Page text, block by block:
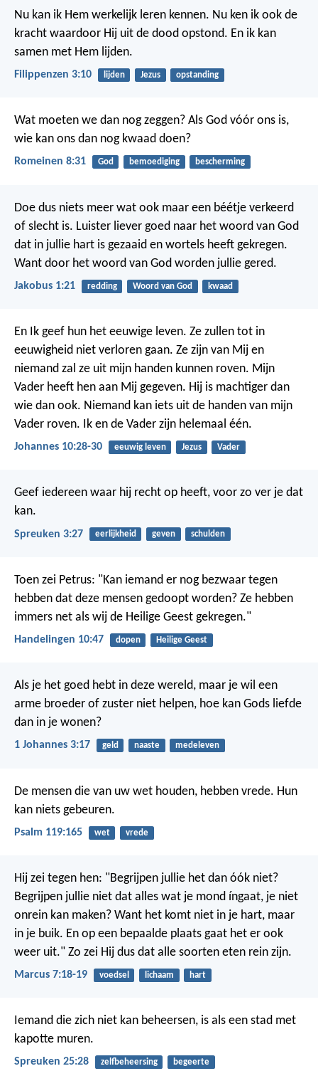
Nu kan ik Hem werkelijk leren kennen. Nu ken ik ook de
kracht waardoor Hij uit de dood opstond. En ik kan
samen met Hem lijden.
Filippenzen 3:10 lijden Jezus opstanding
Wat moeten we dan nog zeggen? Als God vóór ons is,
wie kan ons dan nog kwaad doen?
Romeinen 8:31 God bemoediging bescherming
Doe dus niets meer wat ook maar een béétje verkeerd
of slecht is. Luister liever goed naar het woord van God
dat in jullie hart is gezaaid en wortels heeft gekregen.
Want door het woord van God worden jullie gered.
Jakobus 1:21 redding Woord van God kwaad
En Ik geef hun het eeuwige leven. Ze zullen tot in
eeuwigheid niet verloren gaan. Ze zijn van Mij en
niemand zal ze uit mijn handen kunnen roven. Mijn
Vader heeft hen aan Mij gegeven. Hij is machtiger dan
wie dan ook. Niemand kan iets uit de handen van mijn
Vader roven. Ik en de Vader zijn helemaal één.
Johannes 10:28-30 eeuwig leven Jezus Vader
Geef iedereen waar hij recht op heeft, voor zo ver je dat
kan.
Spreuken 3:27 eerlijkheid geven schulden
Toen zei Petrus: "Kan iemand er nog bezwaar tegen
hebben dat deze mensen gedoopt worden? Ze hebben
immers net als wij de Heilige Geest gekregen."
Handelingen 10:47 dopen Heilige Geest
Als je het goed hebt in deze wereld, maar je wil een
arme broeder of zuster niet helpen, hoe kan Gods liefde
dan in je wonen?
1 Johannes 3:17 geld naaste medeleven
De mensen die van uw wet houden, hebben vrede. Hun
kan niets gebeuren.
Psalm 119:165 wet vrede
Hij zei tegen hen: "Begrijpen jullie het dan óók niet?
Begrijpen jullie niet dat alles wat je mond íngaat, je niet
onrein kan maken? Want het komt niet in je hart, maar
in je buik. En op een bepaalde plaats gaat het er ook
weer uit." Zo zei Hij dus dat alle soorten eten rein zijn.
Marcus 7:18-19 voedsel lichaam hart
Iemand die zich niet kan beheersen, is als een stad met
kapotte muren.
Spreuken 25:28 zelfbeheersing begeerte